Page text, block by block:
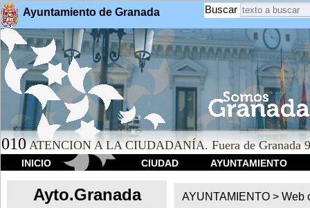
Ayuntamiento de Granada Buscar
010 ATENCION A LA CIUDADANÍA. Fuera de Granada
INICIO CIUDAD AYUNTAMIENTO
Ayto.Granada AYUNTAMIENTO > Web